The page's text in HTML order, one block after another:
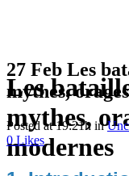
Les
mythes,
modernes
27 Feb Les
mythes,
Posted at 19:21h in
0 Likes